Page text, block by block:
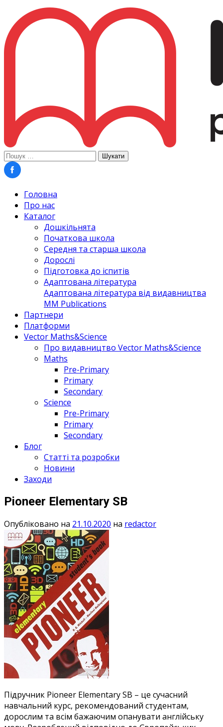
Пошук:
Головна
Про нас
Каталог
Дошкільнята
Початкова школа
Середня та старша школа
Дорослі
Підготовка до іспитів
Адаптована література
Адаптована література від видавництва
MM Publications
Партнери
Платформи
Vector Maths&Science
Про видавництво Vector Maths&Science
Maths
Pre-Primary
Primary
Secondary
Science
Pre-Primary
Primary
Secondary
Блог
Статті та розробки
Новини
Заходи
Pioneer Elementary SB
Опубліковано на 21.10.2020 на redactor
Підручник Pioneer Elementary SB – це сучасний
навчальний курс, рекомендований студентам,
дорослим та всім бажаючим опанувати англійську